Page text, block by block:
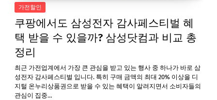
가전할인
쿠팡에서도 삼성전자 감사페스티벌 혜
택 받을 수 있을까? 삼성닷컴과 비교 총
정리
최근 가전업계에서 가장 큰 관심을 받고 있는 행사 중 하나가 바로 삼
성전자 감사페스티벌 입니다. 특히 구매 금액의 최대 20% 이상을 디
지털 온누리상품권으로 받을 수 있는 혜택이 알려지면서 소비자들의
관심이 집중…